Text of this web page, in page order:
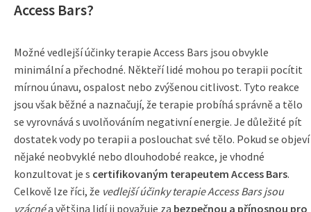
Access Bars?
Možné vedlejší účinky terapie Access Bars jsou obvykle
minimální a přechodné. Někteří lidé mohou po terapii pocítit
mírnou únavu, ospalost nebo zvýšenou citlivost. Tyto reakce
jsou však běžné a naznačují, že terapie probíhá správně a tělo
se vyrovnává s uvolňováním negativní energie. Je důležité pít
dostatek vody po terapii a poslouchat své tělo. Pokud se objeví
nějaké neobvyklé nebo dlouhodobé reakce, je vhodné
konzultovat je s certifikovaným terapeutem Access Bars.
Celkově lze říci, že vedlejší účinky terapie Access Bars jsou
vzácnéa většina lidí ji považuje za bezpečnou a přínosnou pro